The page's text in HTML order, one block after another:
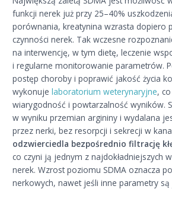
funkcji nerek już przy 25–40%
porównania, kreatynina wzrasta dopiero
czynności nerek. Tak wczesne
na interwencję, w tym dietę, leczenie
i regularne monitorowanie parametrów.
postęp choroby i poprawić jakość życia
wykonujelaboratorium weterynaryjne,
wiarygodność i powtarzalność wyników.
w wyniku przemian argininy i wydalana
przez nerki, bez resorpcji i sekrecji w
odzwierciedla bezpośrednio filtrację
co czyni ją jednym z najdokładniejszych
nerek. Wzrost poziomu SDMA oznacza
nerkowych, nawet jeśli inne parametry są